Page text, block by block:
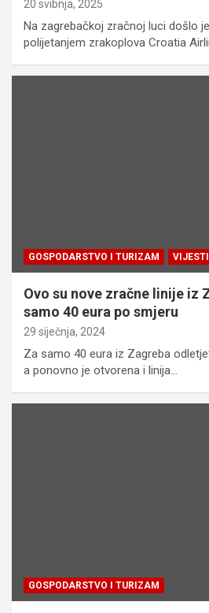
20 svibnja, 2025
Na zagrebačkoj zračnoj luci došlo
polijetanjem zrakoplova Croatia
GOSPODARSTVO I TURIZAM VIJESTI
Ovo su nove zračne linije iz
samo 40 eura po smjeru
29 siječnja, 2024
Za samo 40 eura iz Zagreba
a ponovno je otvorena i linija…
GOSPODARSTVO I TURIZAM